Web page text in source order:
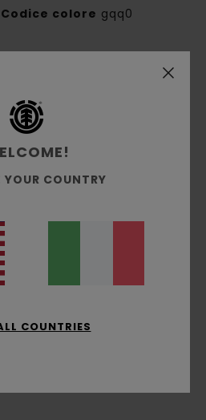
Codice colore gqq0
coste 100% poliestere
pile, 360 g/m²
sul lato
principale] 100%
YOUR COUNTRY
COUNTRIES